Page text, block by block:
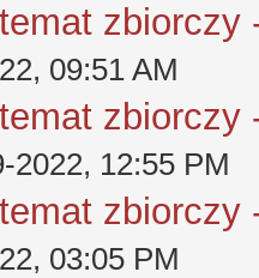
zbiorczy
09:51 AM
zbiorczy
2022, 12:55 PM
zbiorczy
03:05 PM